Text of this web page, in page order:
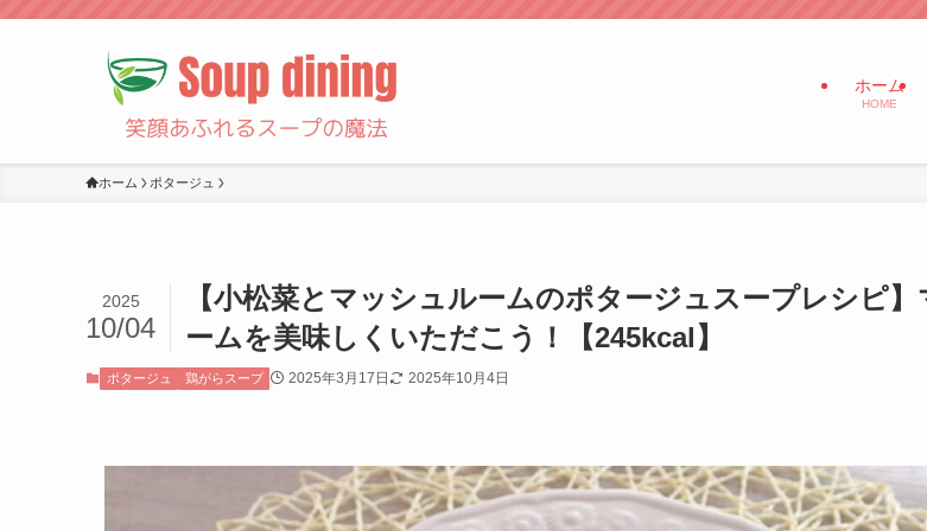
ホーム
HOME
ホーム ポタージュ
【小松菜とマッシュルームのポタージュスープレシピ
ームを美味しくいただこう！【245kcal】
2025
10/04
ポタージュ 鶏がらスープ 2025年3月17日 2025年10月4日